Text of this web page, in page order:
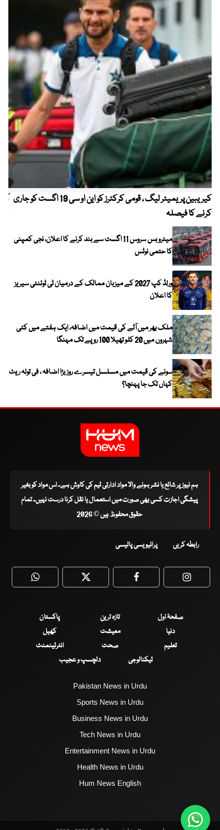
کیریبین پریمیئر لیگ ، قومی کرکٹرز کو این او سی 19 اگست کو جاری
کرنے کا فیصلہ
میٹرو بس سروس 11 اگست سے بند کرنے کا اعلان، نجی کمپنی
کا حتمی نوٹس
ورلڈ کپ 2027 کے میزبان ممالک کے درمیان ٹی ٹوئنٹی سیریز
کا اعلان
ملک بھر میں آٹے کی قیمت میں اضافہ، ایک ہفتے میں کئی
شہروں میں 20 کلو تھیلا 100 روپے تک مہنگا
سونے کی قیمت میں مسلسل تیسرے روز بڑا اضافہ ، فی تولہ ریٹ
کہاں تک جا پہنچا؟
ہم نیوز پر شائع یا نشر ہونے والا مواد ادارتی ٹیم کی کاوش ہے۔ اس مواد کو بغیر
پیشگی اجازت کسی بھی صورت میں استعمال یا نقل کرنا درست نہیں۔ تمام
حقوق محفوظ ہیں © 2026
رابطہ کریں پرائیویسی پالیسی
WhatsApp Twitter Facebook
صفحۂ اول تازہ ترین
پاکستان
دنیا
معیشت
کھیل
تعلیم
صحت
انٹرٹینمنٹ
ٹیکنالوجی
دلچسپ و عجیب
Pakistan News in Urdu
Sports News in Urdu
Business News in Urdu
Tech News in Urdu
Entertainment News in Urdu
Health News in Urdu
Hum News English